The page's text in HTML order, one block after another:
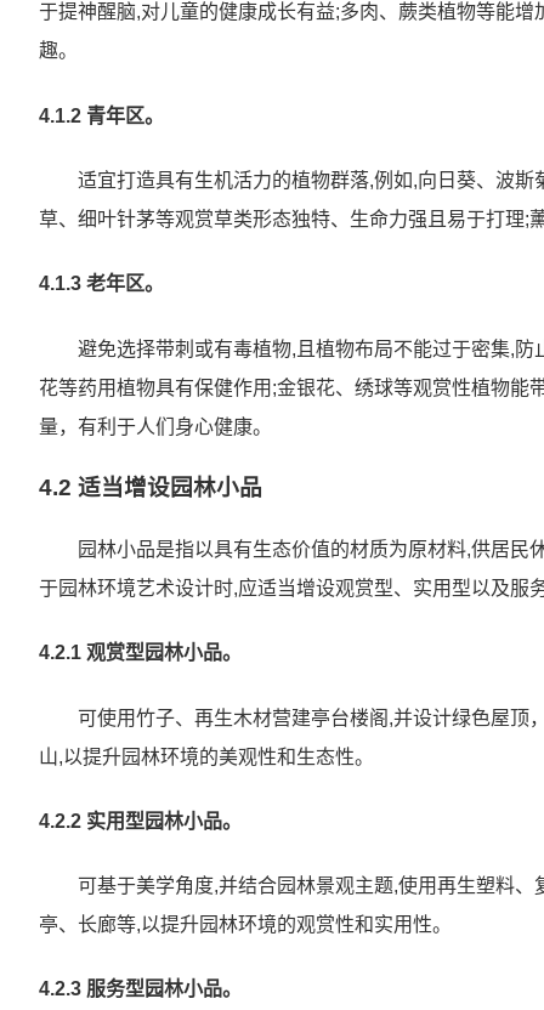
于提神醒脑,对儿童的健康成长有益;多肉、蕨类植物等能
趣。
4.1.2 青年区。
适宜打造具有生机活力的植物群落,例如,向日葵、波
草、细叶针茅等观赏草类形态独特、生命力强且易于打理;
4.1.3 老年区。
避免选择带刺或有毒植物,且植物布局不能过于密集,
花等药用植物具有保健作用;金银花、绣球等观赏性植物
量，有利于人们身心健康。
4.2 适当增设园林小品
园林小品是指以具有生态价值的材质为原材料,供居
于园林环境艺术设计时,应适当增设观赏型、实用型以及服
4.2.1 观赏型园林小品。
可使用竹子、再生木材营建亭台楼阁,并设计绿色屋
山,以提升园林环境的美观性和生态性。
4.2.2 实用型园林小品。
可基于美学角度,并结合园林景观主题,使用再生塑料
亭、长廊等,以提升园林环境的观赏性和实用性。
4.2.3 服务型园林小品。